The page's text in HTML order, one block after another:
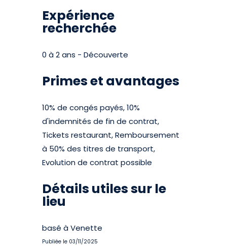
Expérience
recherchée
0 à 2 ans - Découverte
Primes et avantages
10% de congés payés, 10%
d'indemnités de fin de contrat,
Tickets restaurant, Remboursement
à 50% des titres de transport,
Evolution de contrat possible
Détails utiles sur le
lieu
basé à Venette
Publiée le 03/11/2025